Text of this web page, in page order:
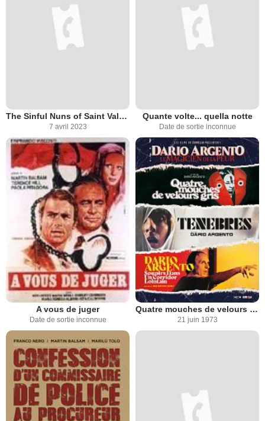
The Sinful Nuns of Saint Valentine
7 avril 2023
Quante volte... quella notte
Date de sortie inconnue
A vous de juger
Date de sortie inconnue
Quatre mouches de velours gris
21 juin 1973